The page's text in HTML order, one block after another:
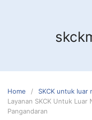
Home
SKCK untuk luar
Layanan SKCK Untuk
Pangandaran